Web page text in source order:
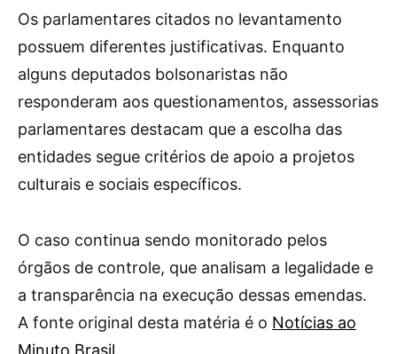
Os parlamentares citados no levantamento
possuem diferentes justificativas. Enquanto
alguns deputados bolsonaristas não
responderam aos questionamentos, assessorias
parlamentares destacam que a escolha das
entidades segue critérios de apoio a projetos
culturais e sociais específicos.
O caso continua sendo monitorado pelos
órgãos de controle, que analisam a legalidade e
a transparência na execução dessas emendas.
A fonte original desta matéria é o Notícias ao
Minuto Brasil.